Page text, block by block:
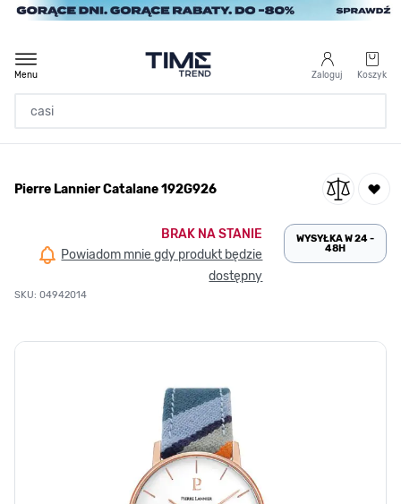
Przejdź do treści
Zaloguj Koszyk
Menu
/ Pierre Lannier Catalane 192G926
Pierre Lannier Catalane 192G926
BRAK NA STANIE
Powiadom mnie gdy produkt będzie
dostępny
SKU: 04942014
WYSYŁKA W 24 -
48H